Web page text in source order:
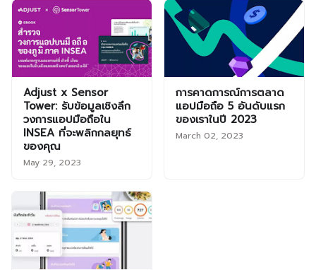
Adjust x Sensor
Tower: รับข้อมูลเชิงลึก
วงการแอปมือถือใน
INSEA ที่จะพลิกกลยุทธ์
ของคุณ
May 29, 2023
การคาดการณ์การตลาด
แอปมือถือ 5 อันดับแรก
ของเราในปี 2023
March 02, 2023